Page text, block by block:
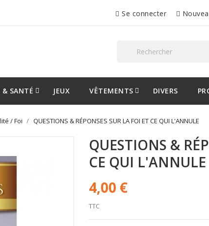
Se connecter
& SANTÉ JEUX VÊTEMENTS DIVERS
/ Foi QUESTIONS & RÉPONSES SUR LA FOI ET CE QUI L'ANNULE
QUESTIONS &
CE QUI L'ANNULE
4,00 €
TTC